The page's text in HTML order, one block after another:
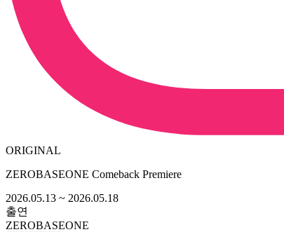
ORIGINAL
ZEROBASEONE Comeback Premiere
2026.05.13 ~ 2026.05.18
출연
ZEROBASEONE